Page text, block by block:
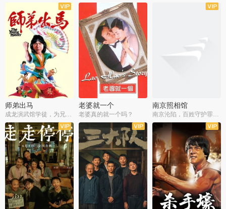
师弟出马
成龙演武馆学徒，为兄搏命战黑道
老婆就一个
老婆真的就一个吗？
南京照相馆
南京沦陷，百姓守护罪证底片